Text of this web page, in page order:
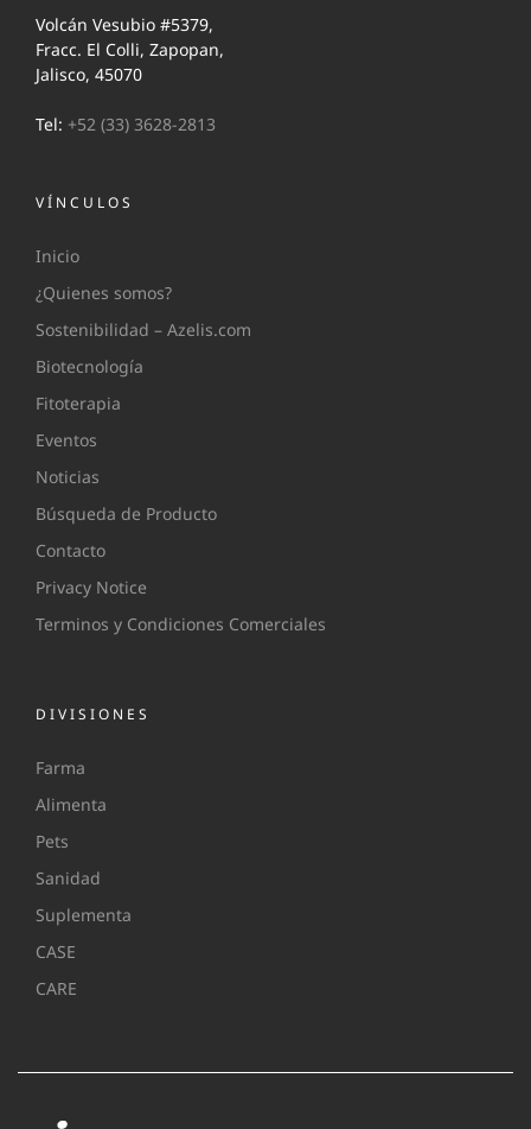
Volcán Vesubio #5379,
Fracc. El Colli, Zapopan,
Jalisco, 45070
Tel: +52 (33) 3628-2813
VÍNCULOS
Inicio
¿Quienes somos?
Sostenibilidad – Azelis.com
Biotecnología
Fitoterapia
Eventos
Noticias
Búsqueda de Producto
Contacto
Privacy Notice
Terminos y Condiciones Comerciales
DIVISIONES
Farma
Alimenta
Pets
Sanidad
Suplementa
CASE
CARE